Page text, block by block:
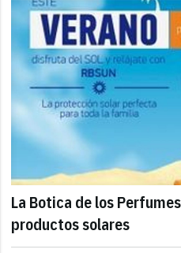
La Botica de los
productos solares